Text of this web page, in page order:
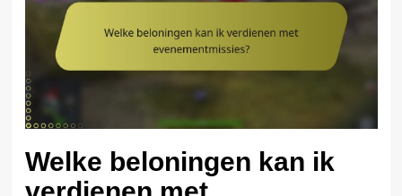
Welke beloningen kan ik